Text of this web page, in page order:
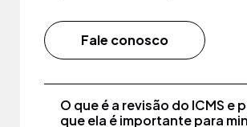
Fale conosco
O que é a revisão do ICMS e
que ela é importante para